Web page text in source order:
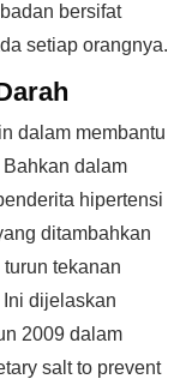
bersifat
setiap orangnya.
dalam membantu
dalam
hipertensi
ditambahkan
tekanan
dijelaskan
2009 dalam
salt to prevent